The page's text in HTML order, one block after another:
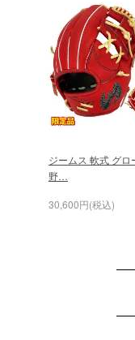
ジームス 軟式 グロ
野…
30,600円(税込)